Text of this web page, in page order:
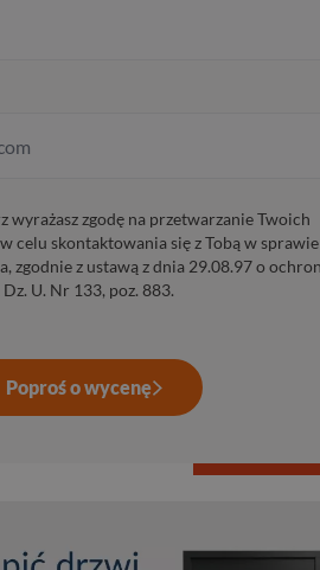
wyrażasz zgodę na przetwarzanie Twoich
celu skontaktowania się z Tobą w sprawie
zgodnie z ustawą z dnia 29.08.97 o
U. Nr 133, poz. 883.
Poproś o wycenę